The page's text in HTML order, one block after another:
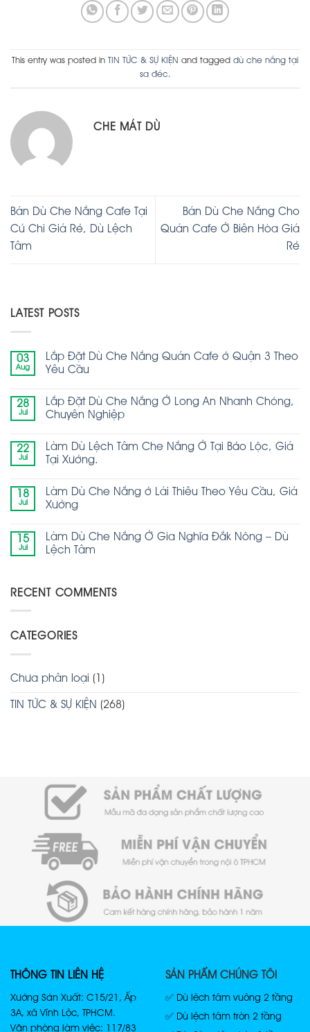
This entry was posted in TIN TỨC & SỰ KIỆN and tagged dù che nắng tại
sa đéc.
CHE MÁT DÙ
Bán Dù Che Nắng Cafe Tại
Củ Chi Giá Rẻ, Dù Lệch
Tâm
Bán Dù Che Nắng Cho
Quán Cafe Ở Biên Hòa Giá
Rẻ
LATEST POSTS
03
Aug
Lắp Đặt Dù Che Nắng Quán Cafe ở Quận 3 Theo
Yêu Cầu
28
Jul
Lắp Đặt Dù Che Nắng Ở Long An Nhanh Chóng,
Chuyên Nghiệp
22
Jul
Làm Dù Lệch Tâm Che Nắng Ở Tại Bảo Lộc, Giá
Tại Xưởng.
18
Jul
Làm Dù Che Nắng ở Lái Thiêu Theo Yêu Cầu, Giá
Xưởng
15
Jul
Làm Dù Che Nắng Ở Gia Nghĩa Đắk Nông – Dù
Lệch Tâm
RECENT COMMENTS
CATEGORIES
Chưa phân loại (1)
TIN TỨC & SỰ KIỆN (268)
THÔNG TIN LIÊN HỆ
Xưởng Sản Xuất: C15/21, Ấp
3A, xã Vĩnh Lộc, TPHCM.
Văn phòng làm việc: 117/83
SẢN PHẨM CHÚNG TÔI
✅ Dù lệch tâm vuông 2 tầng
✅ Dù lệch tâm tròn 2 tầng